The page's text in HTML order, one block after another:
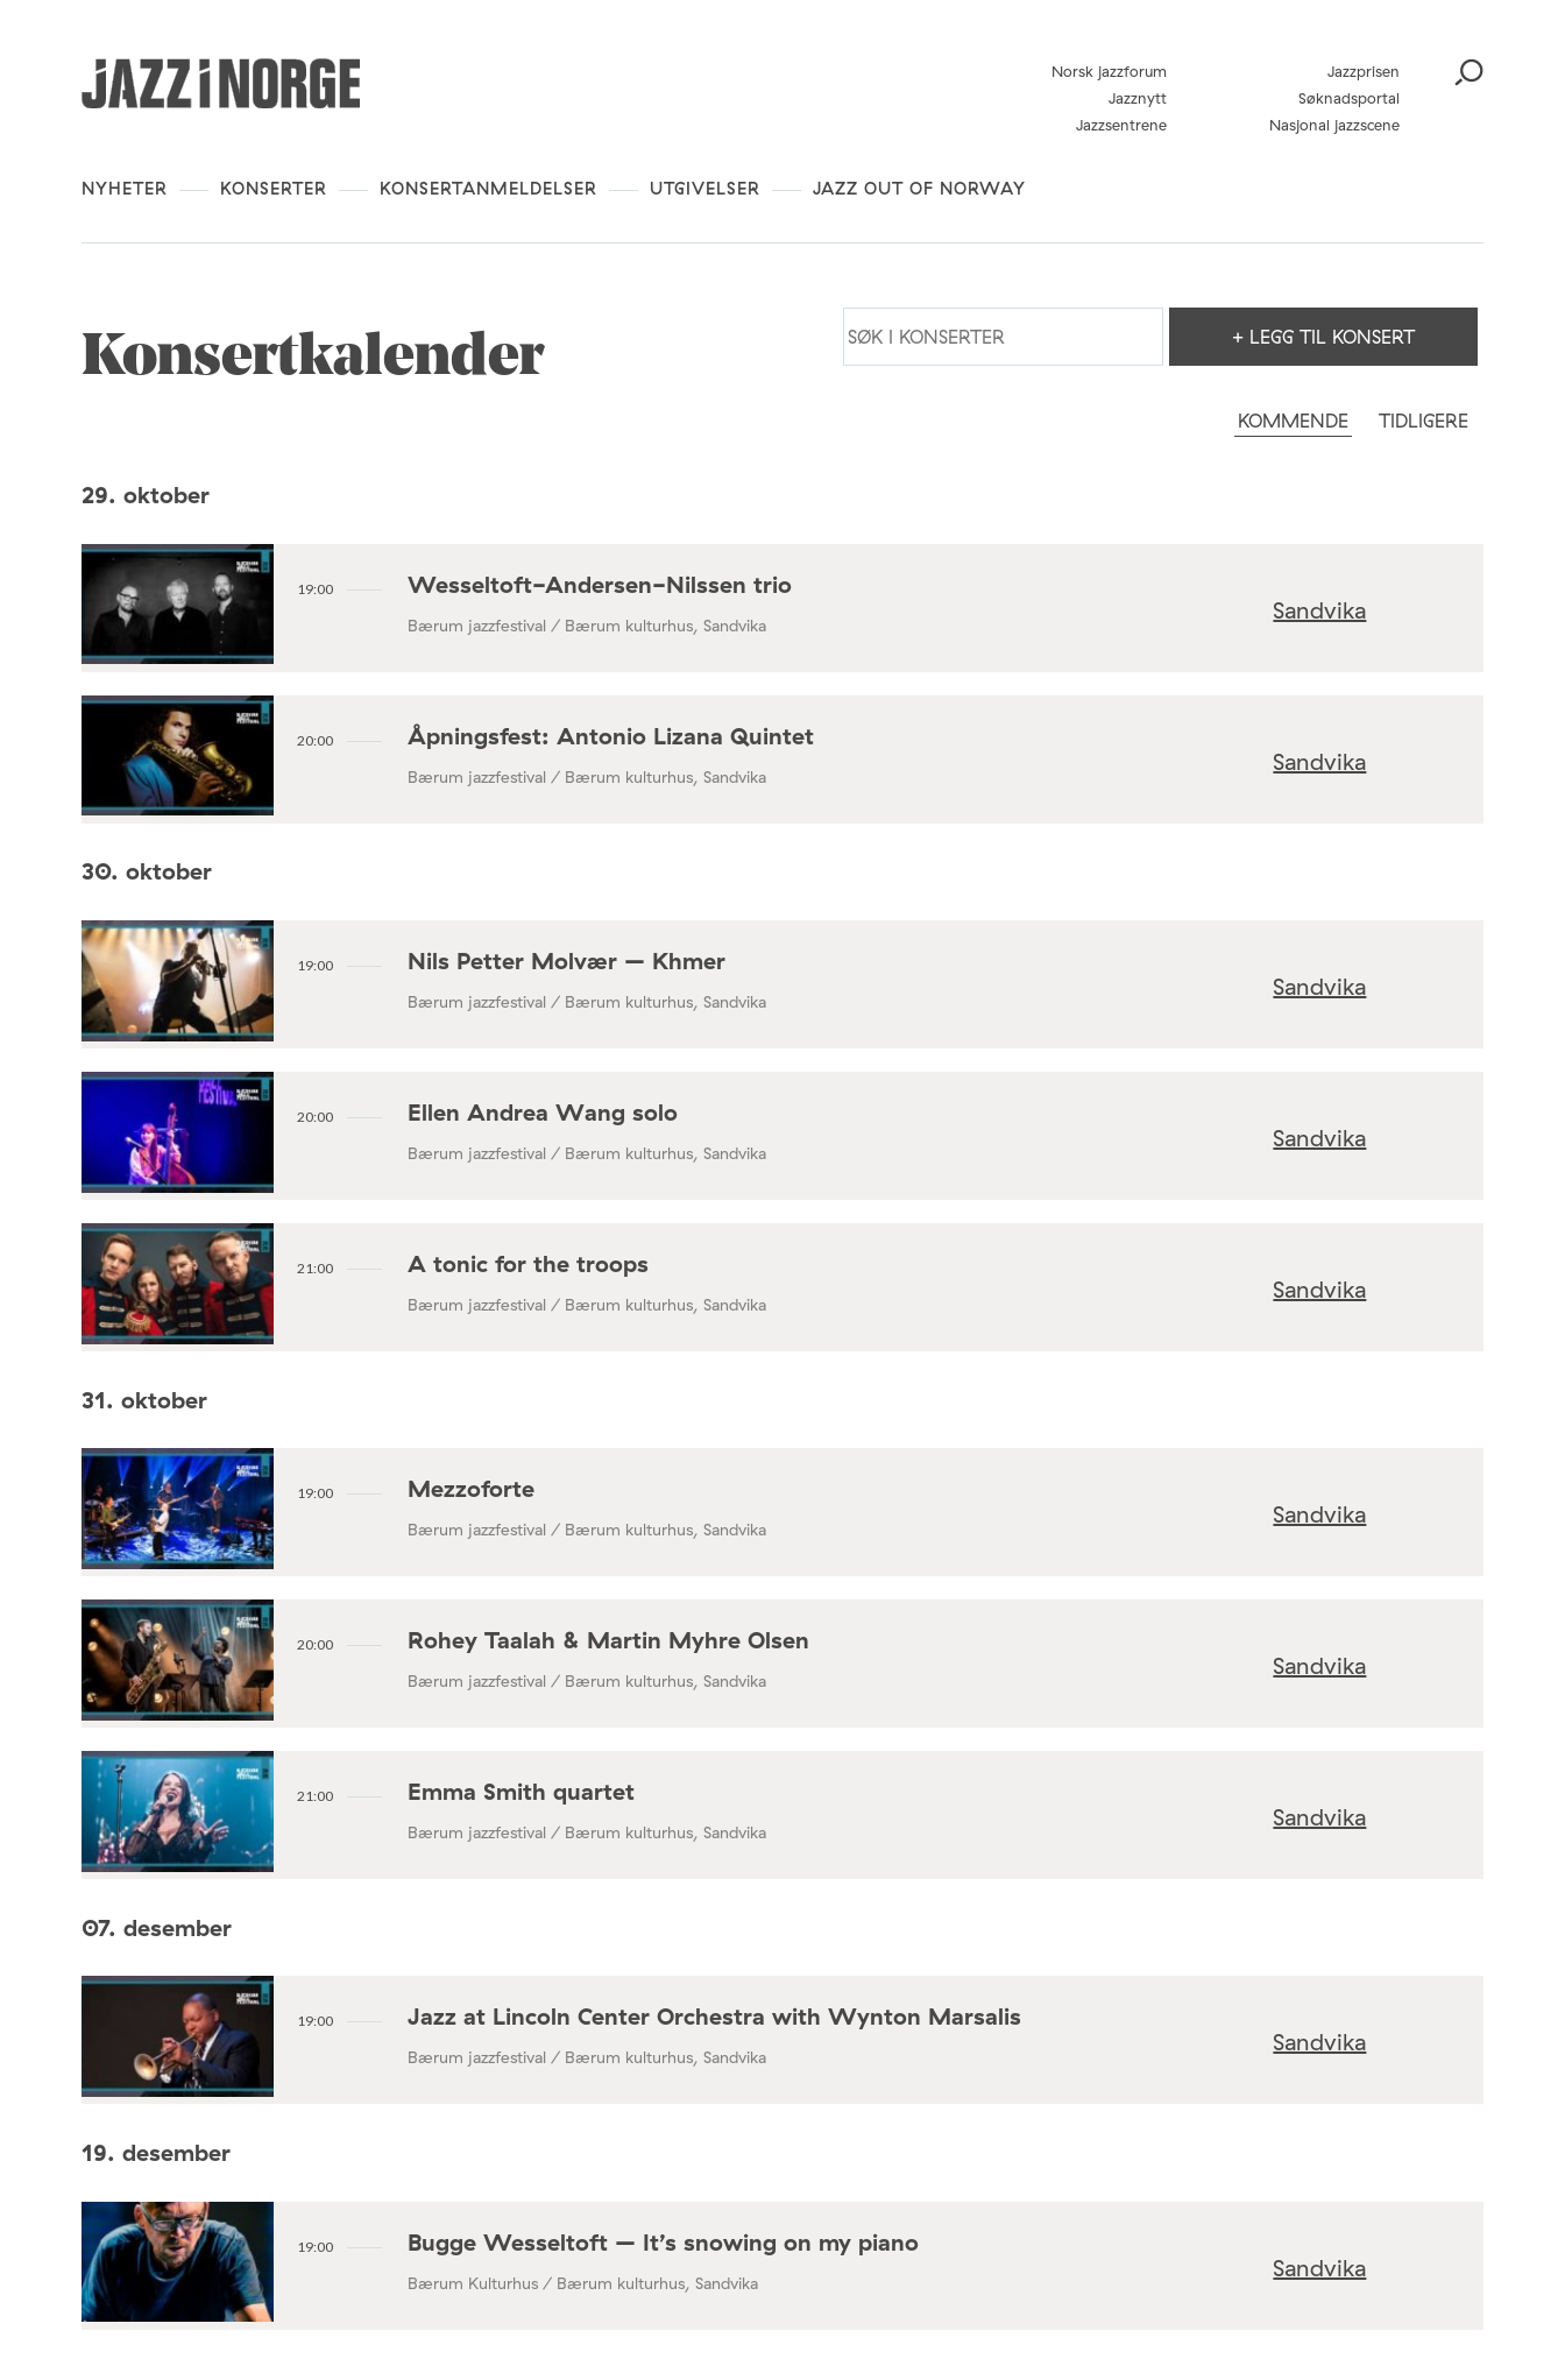
NYHETER KONSERTER KONSERTANMELDELSER UTGIVELSER JAZZ OUT OF NORWAY
Norsk jazzforum
Jazzprisen
Jazznytt
Søknadsportal
Jazzsentrene
Nasjonal jazzscene
Konsertkalender + LEGG TIL KONSERT
KOMMENDE TIDLIGERE
29. oktober
19:00 Wesseltoft-Andersen-Nilssen trio
Bærum jazzfestival / Bærum kulturhus, Sandvika
Sandvika
20:00 Åpningsfest: Antonio Lizana Quintet
Bærum jazzfestival / Bærum kulturhus, Sandvika
Sandvika
30. oktober
19:00 Nils Petter Molvær – Khmer
Bærum jazzfestival / Bærum kulturhus, Sandvika
Sandvika
20:00 Ellen Andrea Wang solo
Bærum jazzfestival / Bærum kulturhus, Sandvika
Sandvika
21:00 A tonic for the troops
Bærum jazzfestival / Bærum kulturhus, Sandvika
Sandvika
31. oktober
19:00 Mezzoforte
Bærum jazzfestival / Bærum kulturhus, Sandvika
Sandvika
20:00 Rohey Taalah & Martin Myhre Olsen
Bærum jazzfestival / Bærum kulturhus, Sandvika
Sandvika
21:00 Emma Smith quartet
Bærum jazzfestival / Bærum kulturhus, Sandvika
Sandvika
07. desember
19:00 Jazz at Lincoln Center Orchestra with Wynton Marsalis
Bærum jazzfestival / Bærum kulturhus, Sandvika
Sandvika
19. desember
19:00 Bugge Wesseltoft – It’s snowing on my piano
Bærum Kulturhus / Bærum kulturhus, Sandvika
Sandvika